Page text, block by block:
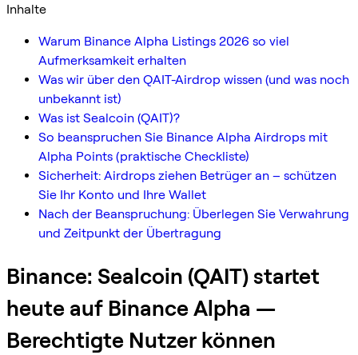
Inhalte
Warum Binance Alpha Listings 2026 so viel
Aufmerksamkeit erhalten
Was wir über den QAIT-Airdrop wissen (und was noch
unbekannt ist)
Was ist Sealcoin (QAIT)?
So beanspruchen Sie Binance Alpha Airdrops mit
Alpha Points (praktische Checkliste)
Sicherheit: Airdrops ziehen Betrüger an – schützen
Sie Ihr Konto und Ihre Wallet
Nach der Beanspruchung: Überlegen Sie Verwahrung
und Zeitpunkt der Übertragung
Binance: Sealcoin (QAIT) startet
heute auf Binance Alpha —
Berechtigte Nutzer können